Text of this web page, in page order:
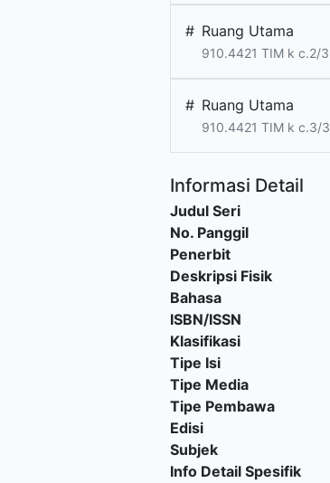
# Ruang Utama
910.4421 TIM k c.2/3
# Ruang Utama
910.4421 TIM k c.3/3
Informasi Detail
Judul Seri
No. Panggil
Penerbit
Deskripsi Fisik
Bahasa
ISBN/ISSN
Klasifikasi
Tipe Isi
Tipe Media
Tipe Pembawa
Edisi
Subjek
Info Detail Spesifik